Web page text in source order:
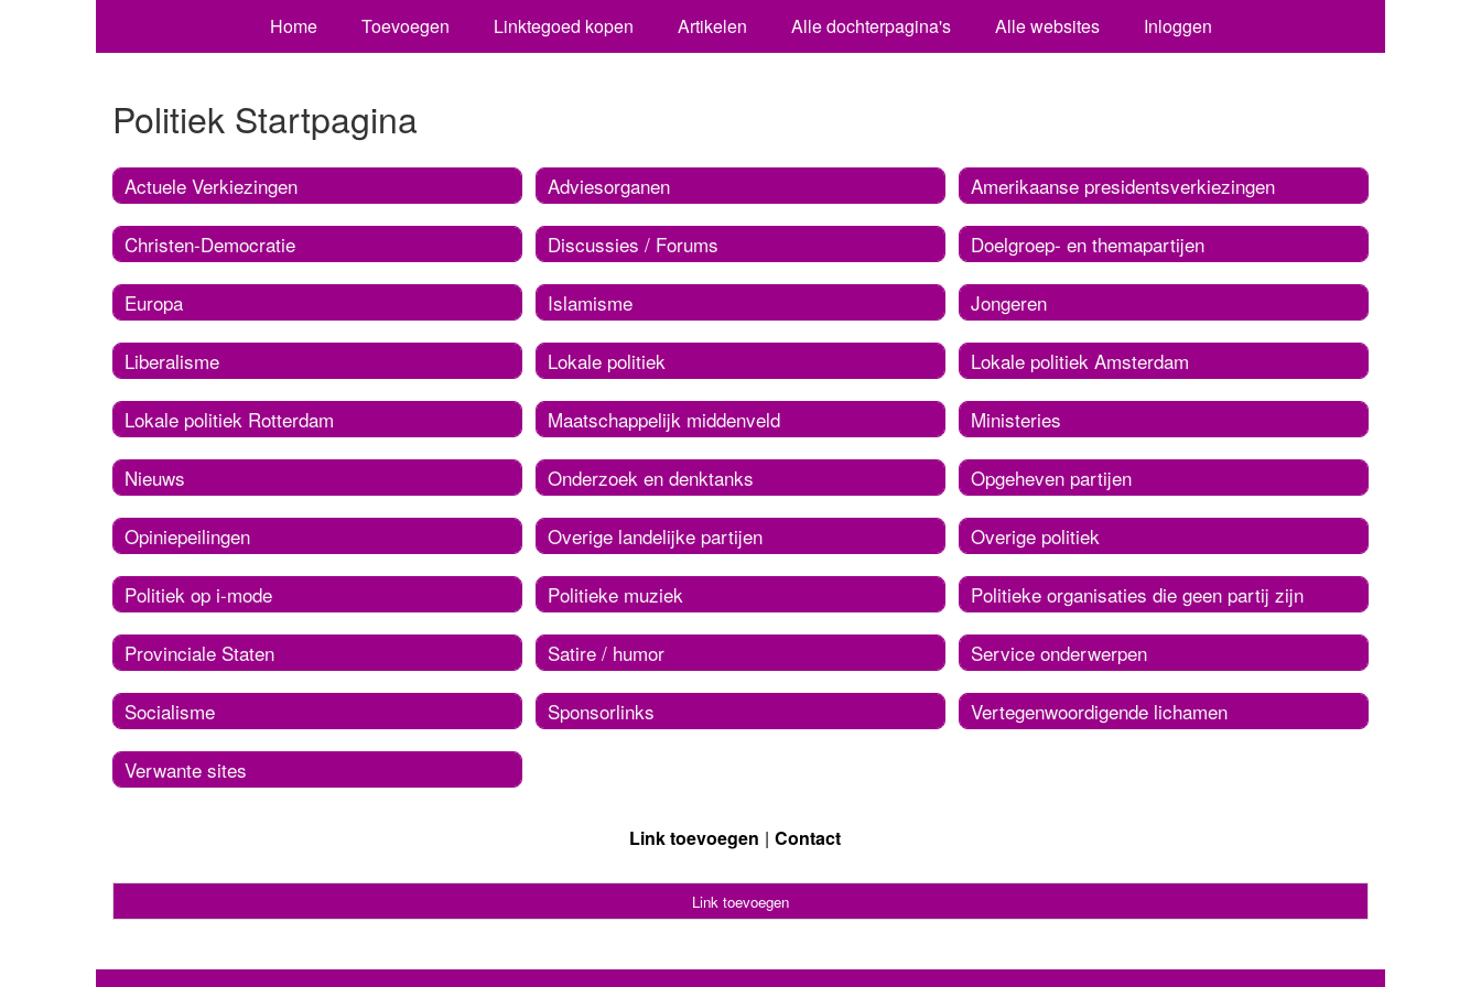
Home Toevoegen Linktegoed kopen Artikelen Alle dochterpagina's Alle websites Inloggen
Politiek Startpagina
Actuele Verkiezingen
Christen-Democratie
Europa
Liberalisme
Lokale politiek Rotterdam
Nieuws
Opiniepeilingen
Politiek op i-mode
Provinciale Staten
Socialisme
Verwante sites
Adviesorganen
Discussies / Forums
Islamisme
Lokale politiek
Maatschappelijk middenveld
Onderzoek en denktanks
Overige landelijke partijen
Politieke muziek
Satire / humor
Sponsorlinks
Amerikaanse presidentsverkiezingen
Doelgroep- en themapartijen
Jongeren
Lokale politiek Amsterdam
Ministeries
Opgeheven partijen
Overige politiek
Politieke organisaties die geen partij zijn
Service onderwerpen
Vertegenwoordigende lichamen
Link toevoegen Contact
Link toevoegen